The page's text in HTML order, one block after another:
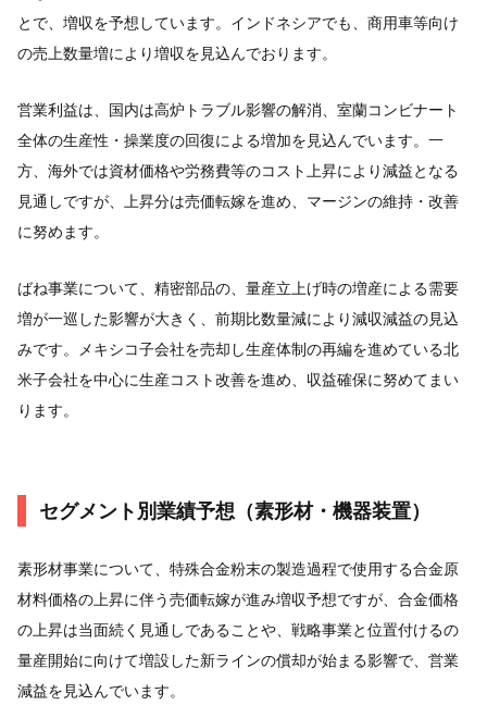
とで、増収を予想しています。インドネシアでも、商用車等向け
の売上数量増により増収を見込んでおります。
営業利益は、国内は高炉トラブル影響の解消、室蘭コンビナート
全体の生産性・操業度の回復による増加を見込んでいます。一
方、海外では資材価格や労務費等のコスト上昇により減益となる
見通しですが、上昇分は売価転嫁を進め、マージンの維持・改善
に努めます。
ばね事業について、精密部品の、量産立上げ時の増産による需要
増が一巡した影響が大きく、前期比数量減により減収減益の見込
みです。メキシコ子会社を売却し生産体制の再編を進めている北
米子会社を中心に生産コスト改善を進め、収益確保に努めてまい
ります。
セグメント別業績予想（素形材・機器装置）
素形材事業について、特殊合金粉末の製造過程で使用する合金原
材料価格の上昇に伴う売価転嫁が進み増収予想ですが、合金価格
の上昇は当面続く見通しであることや、戦略事業と位置付けるの
量産開始に向けて増設した新ラインの償却が始まる影響で、営業
減益を見込んでいます。